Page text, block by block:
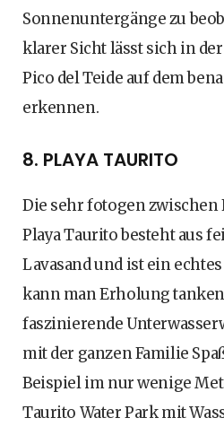
Sonnenuntergänge zu
klarer Sicht lässt sich in
Pico del Teide auf dem
erkennen.
8. PLAYA TAURITO
Die sehr fotogen zwischen
Playa Taurito besteht aus
Lavasand und ist ein
kann man Erholung
faszinierende
mit der ganzen Familie
Beispiel im nur wenige
Taurito Water Park mit